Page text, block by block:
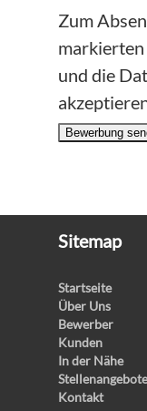
Zum
und die
Bewerbung
Sitemap
Startseite
Über Uns
Bewerber
Kunden
In der Nähe
Stellenangebote
Kontakt